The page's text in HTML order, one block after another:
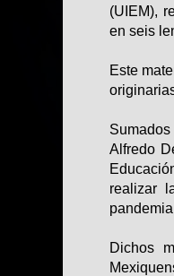
(UIEM),
en seis
Este
Alfredo
realizar
Dichos